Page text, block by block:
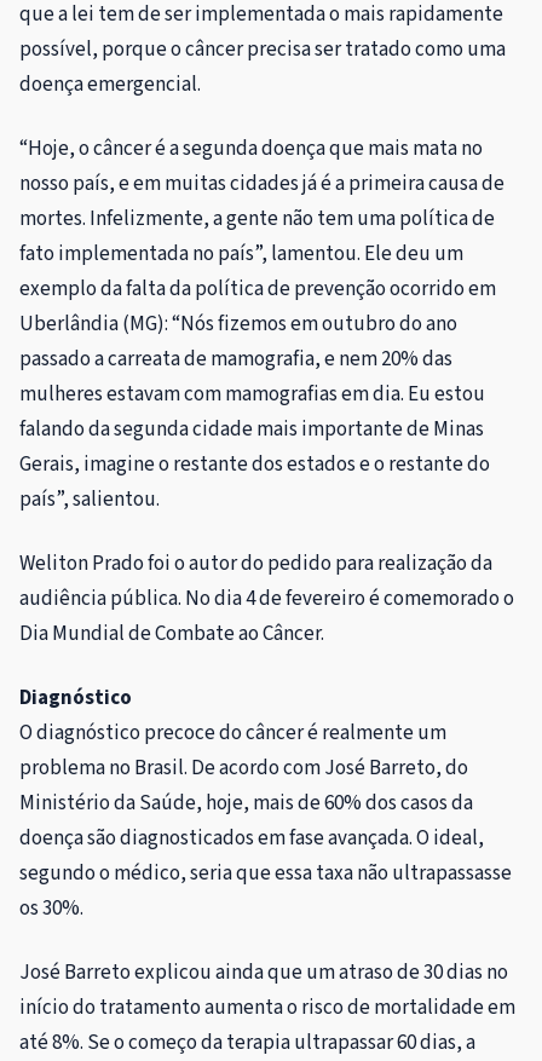
que a lei tem de ser implementada o mais rapidamente
possível, porque o câncer precisa ser tratado como uma
doença emergencial.
“Hoje, o câncer é a segunda doença que mais mata no
nosso país, e em muitas cidades já é a primeira causa de
mortes. Infelizmente, a gente não tem uma política de
fato implementada no país”, lamentou. Ele deu um
exemplo da falta da política de prevenção ocorrido em
Uberlândia (MG): “Nós fizemos em outubro do ano
passado a carreata de mamografia, e nem 20% das
mulheres estavam com mamografias em dia. Eu estou
falando da segunda cidade mais importante de Minas
Gerais, imagine o restante dos estados e o restante do
país”, salientou.
Weliton Prado foi o autor do pedido para realização da
audiência pública. No dia 4 de fevereiro é comemorado o
Dia Mundial de Combate ao Câncer.
Diagnóstico
O diagnóstico precoce do câncer é realmente um
problema no Brasil. De acordo com José Barreto, do
Ministério da Saúde, hoje, mais de 60% dos casos da
doença são diagnosticados em fase avançada. O ideal,
segundo o médico, seria que essa taxa não ultrapassasse
os 30%.
José Barreto explicou ainda que um atraso de 30 dias no
início do tratamento aumenta o risco de mortalidade em
até 8%. Se o começo da terapia ultrapassar 60 dias, a